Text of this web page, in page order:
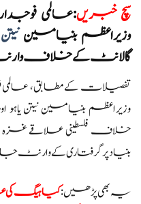
سچ خبریں:عالمی
وزیراعظم بنیامین
گالانٹ کے خلاف
تفصیلات کے مطابق،
وزیراعظم بنیامین نیتن
خلاف فلسطینی علاقے
بنیاد پر گرفتاری کے وارنٹ
یہ بھی پڑھیں:کیا ہیگ کی